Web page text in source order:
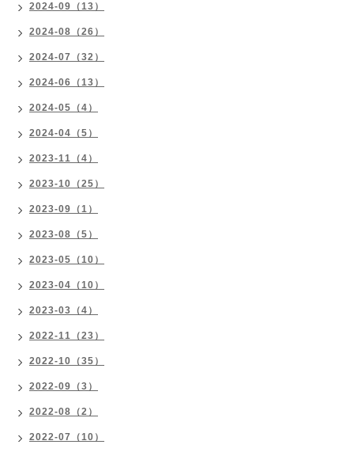
2024-09（13）
2024-08（26）
2024-07（32）
2024-06（13）
2024-05（4）
2024-04（5）
2023-11（4）
2023-10（25）
2023-09（1）
2023-08（5）
2023-05（10）
2023-04（10）
2023-03（4）
2022-11（23）
2022-10（35）
2022-09（3）
2022-08（2）
2022-07（10）